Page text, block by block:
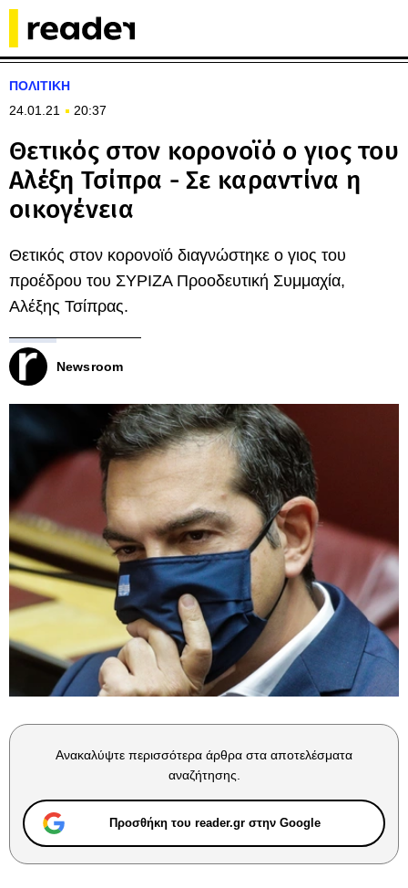
ΠΟΛΙΤΙΚΗ
24.01.21
20:37
Θετικός στον κορονοϊό ο γιος του
Αλέξη Τσίπρα - Σε καραντίνα η
οικογένεια
Θετικός στον κορονοϊό διαγνώστηκε ο γιος του
προέδρου του ΣΥΡΙΖΑ Προοδευτική Συμμαχία,
Αλέξης Τσίπρας.
Newsroom
Ανακαλύψτε περισσότερα άρθρα στα αποτελέσματα
αναζήτησης.
Προσθήκη του reader.gr στην Google